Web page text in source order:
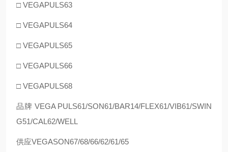
□ VEGAPULS63
□ VEGAPULS64
□ VEGAPULS65
□ VEGAPULS66
□ VEGAPULS68
品牌 VEGA PULS61/SON61/BAR14/FLEX61/VIB61/SWIN
G51/CAL62/WELL
供应VEGASON67/68/66/62/61/65